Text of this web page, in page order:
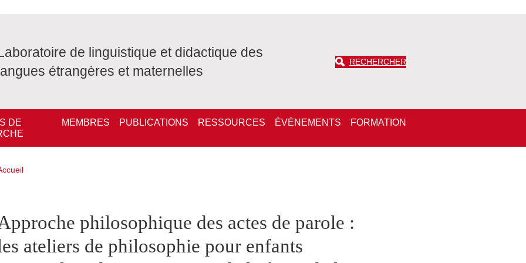
de linguistique et didactique des
étrangères et maternelles
RECHERCHER
DE
MEMBRES PUBLICATIONS RESSOURCES ÉVÉNEMENTS FORMATION
d'Ariane
Sidebarphilosophique des actes de parole :
ateliers de philosophie pour enfants